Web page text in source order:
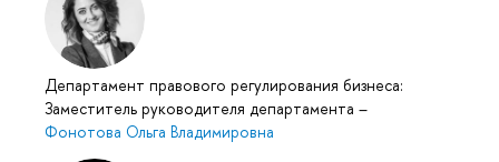
Департамент правового регулирования бизнеса:
Заместитель руководителя департамента –
Фонотова Ольга Владимировна